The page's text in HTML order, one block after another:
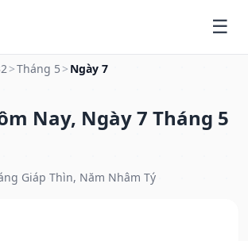
>Tháng 5 > Ngày 7
Nay, Ngày 7 Tháng 5
Giáp Thìn, Năm Nhâm Tý